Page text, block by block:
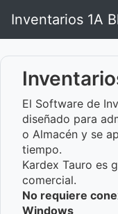
Inventarios 1A
El Software de
diseñado para
o Almacén y se
tiempo.
Kardex Tauro es
comercial.
No requiere
Windows